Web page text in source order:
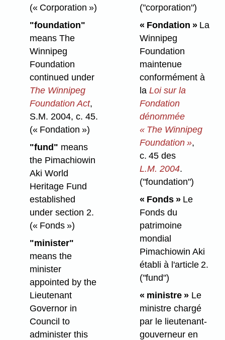
(« Corporation »)
"foundation"
means The
Winnipeg
Foundation
continued under
The Winnipeg
Foundation Act,
S.M. 2004, c. 45.
(« Fondation »)
"fund" means
the Pimachiowin
Aki World
Heritage Fund
established
under section 2.
(« Fonds »)
"minister"
means the
minister
appointed by the
Lieutenant
Governor in
Council to
administer this
("corporation")
« Fondation » La
Winnipeg
Foundation
maintenue
conformément à
la Loi sur la
Fondation
dénommée
« The Winnipeg
Foundation »,
c. 45 des
L.M. 2004.
("foundation")
« Fonds »Le
Fonds du
patrimoine
mondial
Pimachiowin Aki
établi à l'article 2.
("fund")
« ministre » Le
ministre chargé
par le lieutenant-
gouverneur en